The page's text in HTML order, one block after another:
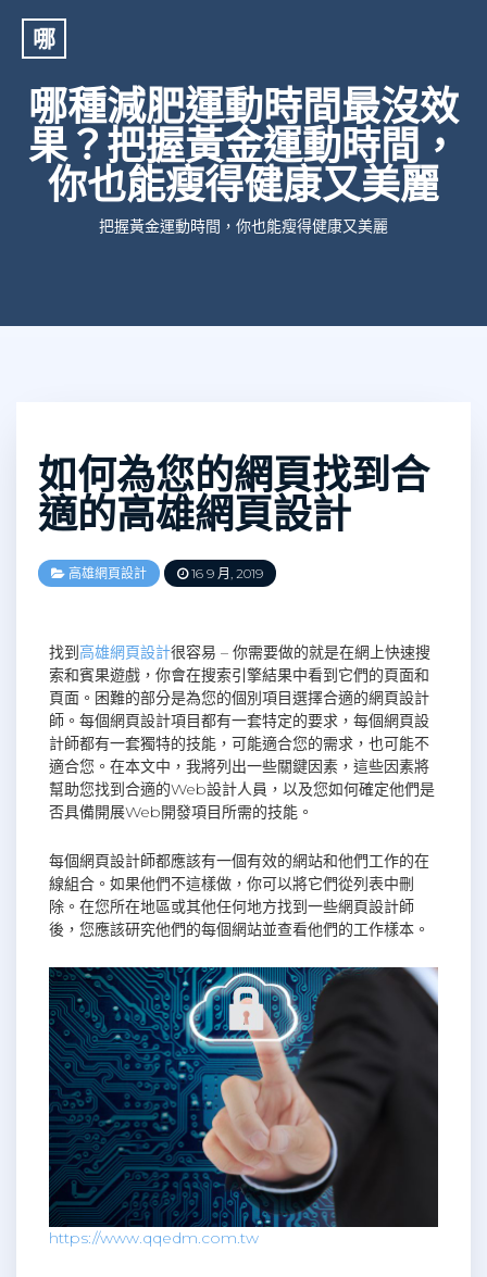
哪
哪種減肥運動時間最沒效
果？把握黃金運動時間，
你也能瘦得健康又美麗
把握黃金運動時間，你也能瘦得健康又美麗
如何為您的網頁找到合
適的高雄網頁設計
高雄網頁設計 16 9 月, 2019
找到高雄網頁設計很容易 – 你需要做的就是在網上快速搜
索和賓果遊戲，你會在搜索引擎結果中看到它們的頁面和
頁面。困難的部分是為您的個別項目選擇合適的網頁設計
師。每個網頁設計項目都有一套特定的要求，每個網頁設
計師都有一套獨特的技能，可能適合您的需求，也可能不
適合您。在本文中，我將列出一些關鍵因素，這些因素將
幫助您找到合適的Web設計人員，以及您如何確定他們是
否具備開展Web開發項目所需的技能。
每個網頁設計師都應該有一個有效的網站和他們工作的在
線組合。如果他們不這樣做，你可以將它們從列表中刪
除。在您所在地區或其他任何地方找到一些網頁設計師
後，您應該研究他們的每個網站並查看他們的工作樣本。
https://www.qqedm.com.tw